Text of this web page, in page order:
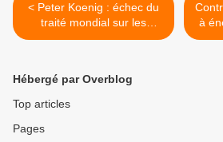
< Peter Koenig : échec du
traité mondial sur les
pandémies
à
et
Hébergé par Overblog
Top articles
Pages